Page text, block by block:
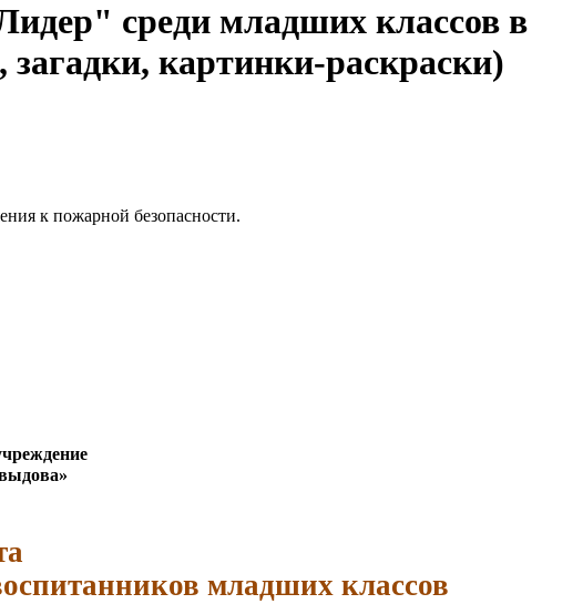
среди младших классов в
картинки-раскраски)
к пожарной безопасности.
младших классов